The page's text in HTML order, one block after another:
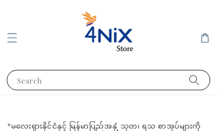
Search
*မလေးရှားနိုင်ငံနှင့် မြန်မာပြည်အနှံ့ သုတ၊ ရသ စာအုပ်များကို